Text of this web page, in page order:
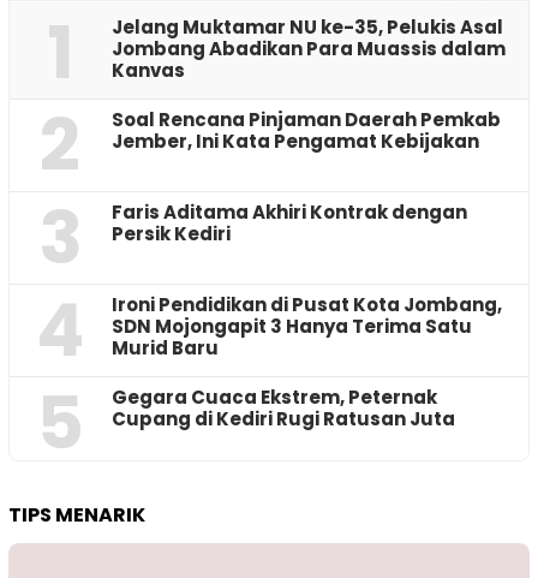
1
Jelang Muktamar NU ke-35, Pelukis Asal
Jombang Abadikan Para Muassis dalam
Kanvas
2
‎Soal Rencana Pinjaman Daerah Pemkab
Jember, Ini Kata Pengamat Kebijakan ‎
3
Faris Aditama Akhiri Kontrak dengan
Persik Kediri
4
Ironi Pendidikan di Pusat Kota Jombang,
SDN Mojongapit 3 Hanya Terima Satu
Murid Baru
5
‎Gegara Cuaca Ekstrem, Peternak
Cupang di Kediri Rugi Ratusan Juta
TIPS MENARIK